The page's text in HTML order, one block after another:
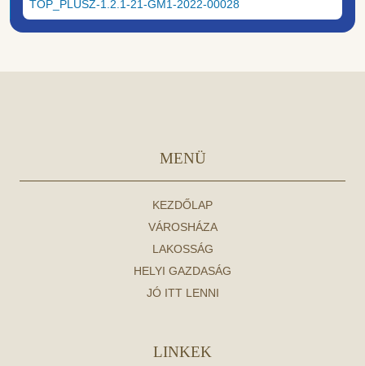
TOP_PLUSZ-1.2.1-21-GM1-2022-00028
MENÜ
KEZDŐLAP
VÁROSHÁZA
LAKOSSÁG
HELYI GAZDASÁG
JÓ ITT LENNI
LINKEK